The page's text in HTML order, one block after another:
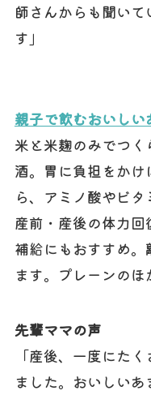
師さんからも聞い
す」
親子で飲むおいしい
米と米麹のみでつ
酒。胃に負担をか
ら、アミノ酸やビタ
産前・産後の体力
補給にもおすすめ
ます。プレーンのほ
先輩ママの声
「産後、一度にた
ました。おいしい